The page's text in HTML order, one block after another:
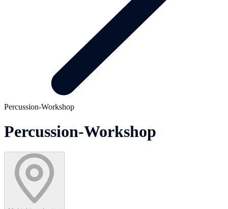
Percussion-Workshop
Percussion-Workshop